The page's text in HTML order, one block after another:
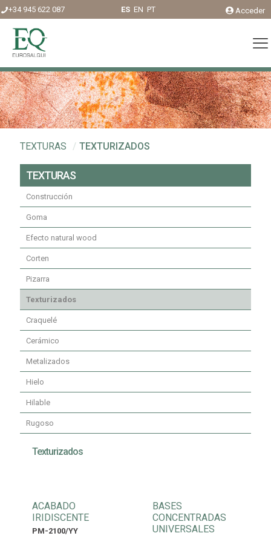
+34 945 622 087 ES EN PT Acceder
TEXTURAS / TEXTURIZADOS
TEXTURAS
Construcción
Goma
Efecto natural wood
Corten
Pizarra
Texturizados
Craquelé
Cerámico
Metalizados
Hielo
Hilable
Rugoso
Texturizados
ACABADO
IRIDISCENTE
PM-2100/YY
BASES
CONCENTRADAS
UNIVERSALES